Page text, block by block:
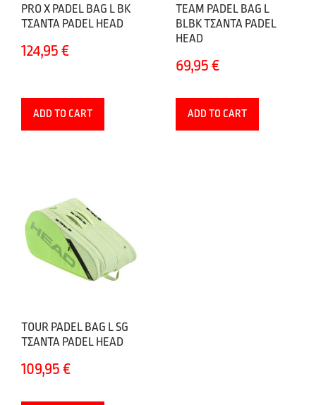
PRO X PADEL BAG L BK
ΤΣΑΝΤΑ PADEL HEAD
124,95€
ADD TO CART
TEAM PADEL BAG L
BLBK ΤΣΑΝΤΑ PADEL
HEAD
69,95€
ADD TO CART
TOUR PADEL BAG L SG
ΤΣΑΝΤΑ PADEL HEAD
109,95€